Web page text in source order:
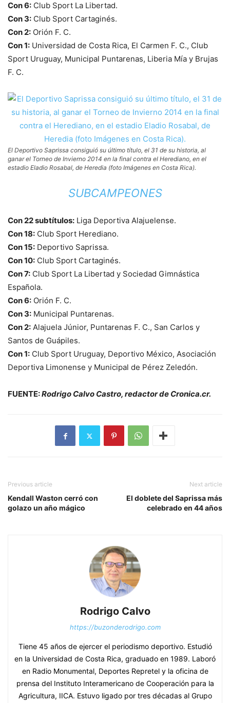
Con 6: Club Sport La Libertad.
Con 3: Club Sport Cartaginés.
Con 2: Orión F. C.
Con 1: Universidad de Costa Rica, El Carmen F. C., Club
Sport Uruguay, Municipal Puntarenas, Liberia Mía y Brujas
F. C.
El Deportivo Saprissa consiguió su último título, el 31 de su historia, al
ganar el Torneo de Invierno 2014 en la final contra el Herediano, en el
estadio Eladio Rosabal, de Heredia (foto Imágenes en Costa Rica).
SUBCAMPEONES
Con 22 subtítulos: Liga Deportiva Alajuelense.
Con 18: Club Sport Herediano.
Con 15: Deportivo Saprissa.
Con 10: Club Sport Cartaginés.
Con 7: Club Sport La Libertad y Sociedad Gimnástica
Española.
Con 6: Orión F. C.
Con 3: Municipal Puntarenas.
Con 2: Alajuela Júnior, Puntarenas F. C., San Carlos y
Santos de Guápiles.
Con 1: Club Sport Uruguay, Deportivo México, Asociación
Deportiva Limonense y Municipal de Pérez Zeledón.
FUENTE:Rodrigo Calvo Castro, redactor de Cronica.cr.
Previous article
Kendall Waston cerró con
golazo un año mágico
Next article
El doblete del Saprissa más
celebrado en 44 años
Rodrigo Calvo
https://buzonderodrigo.com
Tiene 45 años de ejercer el periodismo deportivo. Estudió
en la Universidad de Costa Rica, graduado en 1989. Laboró
en Radio Monumental, Deportes Repretel y la oficina de
prensa del Instituto Interamericano de Cooperación para la
Agricultura, IICA. Estuvo ligado por tres décadas al Grupo